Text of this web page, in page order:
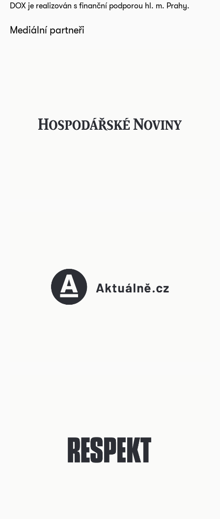
DOX je realizován s finanční podporou hl. m. Prahy.
Mediální partneři